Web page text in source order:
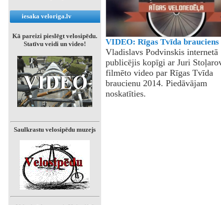
iesaka veloriga.lv
Kā pareizi pieslēgt velosipēdu.
Statīvu veidi un video!
Saulkrastu velosipēdu muzejs
VIDEO: Rīgas Tvīda brauciens
Vladislavs Podvinskis internetā
publicējis kopīgi ar Juri
filmēto video par Rīgas Tvīda
braucienu 2014. Piedāvājam
noskatīties.